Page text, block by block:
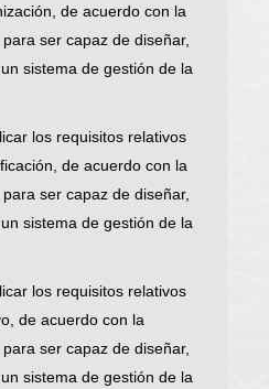
de acuerdo con la
ser capaz de diseñar,
sistema de gestión de la
los requisitos relativos
de acuerdo con la
ser capaz de diseñar,
sistema de gestión de la
los requisitos relativos
de acuerdo con la
ser capaz de diseñar,
sistema de gestión de la